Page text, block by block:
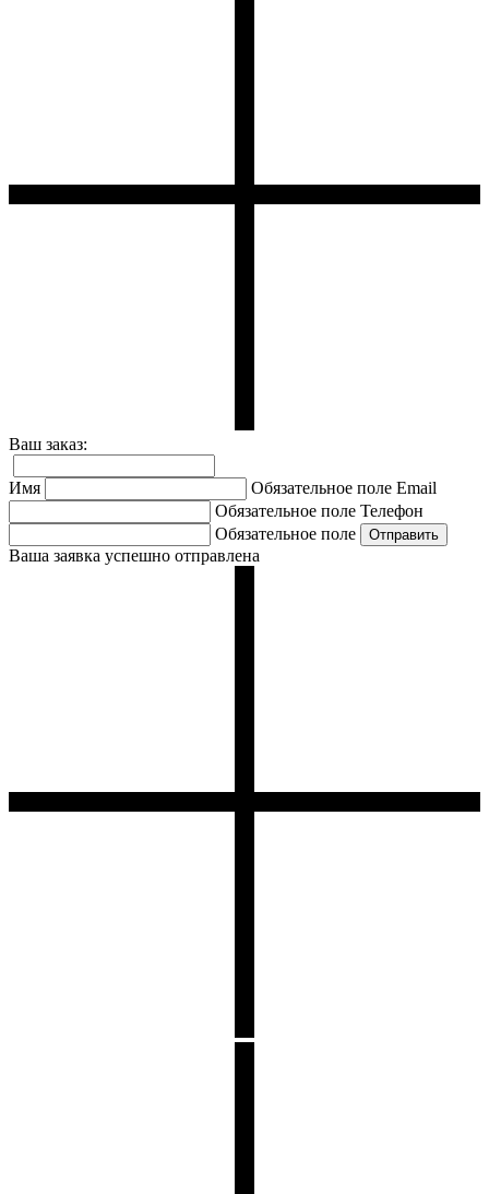
Ваш заказ:
Имя Обязательное поле Email
Обязательное поле Телефон
Обязательное поле
Ваша заявка успешно отправлена